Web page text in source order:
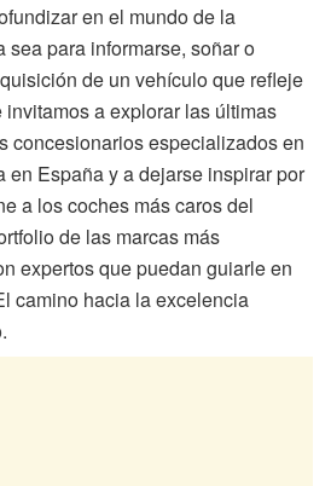
en el mundo de la
sea para informarse, soñar o
de un vehículo que refleje
a explorar las últimas
concesionarios especializados en
en España y a dejarse inspirar por
a los coches más caros del
de las marcas más
expertos que puedan guiarle en
camino hacia la excelencia